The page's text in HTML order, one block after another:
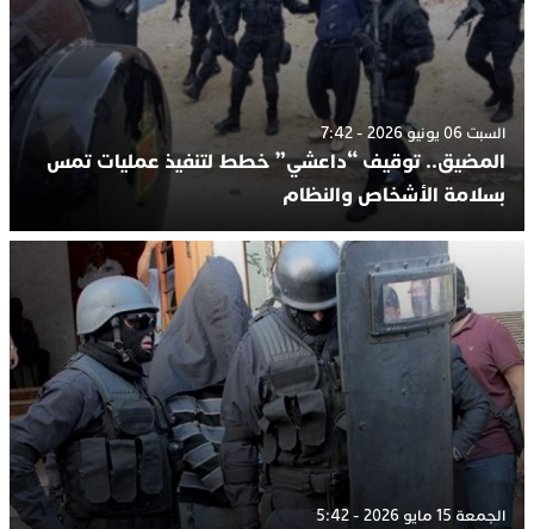
السبت 06 يونيو 2026 - 7:42
المضيق.. توقيف “داعشي” خطط لتنفيذ عمليات تمس
بسلامة الأشخاص والنظام
الجمعة 15 مايو 2026 - 5:42